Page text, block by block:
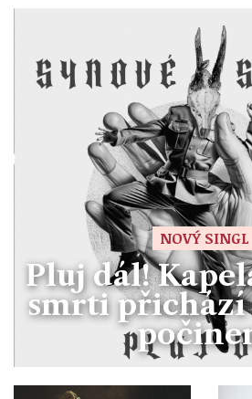
NOVÝ SINGL
Pluj dál!
smrti přichází